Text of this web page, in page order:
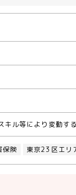
ル等により変動す
保険 東京23区エリ